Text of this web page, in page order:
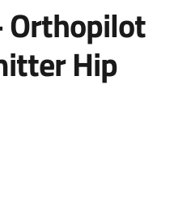
Orthopilot
Hip